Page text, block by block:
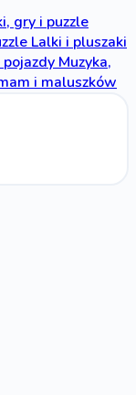
gry i puzzle
Lalki i pluszaki
Muzyka,
i maluszków